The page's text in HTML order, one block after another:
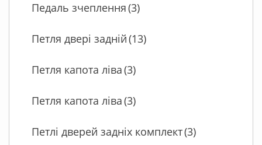
Педаль зчеплення(3)
Петля двері задній(13)
Петля капота ліва(3)
Петля капота ліва(3)
Петлі дверей задніх комплект(3)